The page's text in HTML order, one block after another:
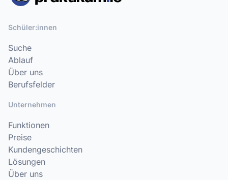
Schüler:innen
Suche
Ablauf
Über uns
Berufsfelder
Unternehmen
Funktionen
Preise
Kundengeschichten
Lösungen
Über uns